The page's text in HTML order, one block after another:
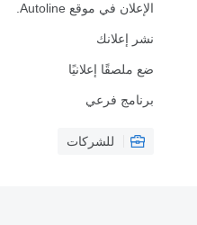
الإعلان في موقع Autoline.
نشر إعلانك
ضع ملصقًا إعلانيًا
برنامج فرعي
للشركات